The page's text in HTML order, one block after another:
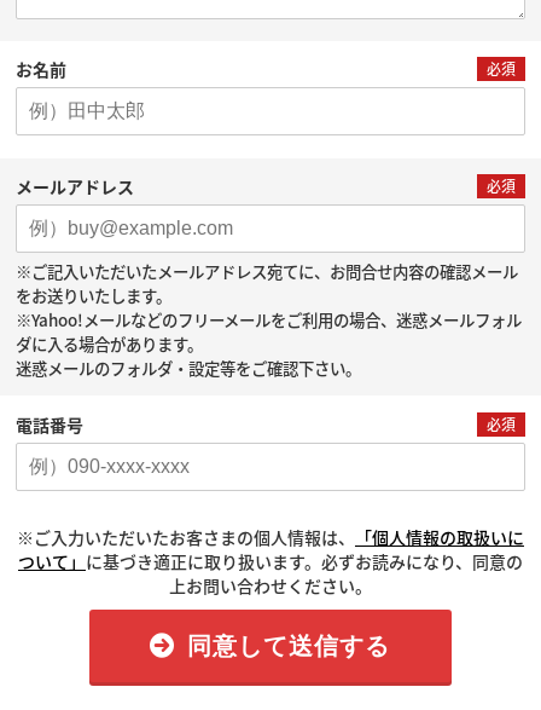
お名前 必須
メールアドレス 必須
※ご記入いただいたメールアドレス宛てに、お問合せ内容の確認メール
をお送りいたします。
※Yahoo!メールなどのフリーメールをご利用の場合、迷惑メールフォル
ダに入る場合があります。
迷惑メールのフォルダ・設定等をご確認下さい。
電話番号 必須
※ご入力いただいたお客さまの個人情報は、
「個人情報の取扱いに
ついて」 に基づき適正に取り扱います。必ずお読みになり、同意の
上お問い合わせください。
同意して送信する